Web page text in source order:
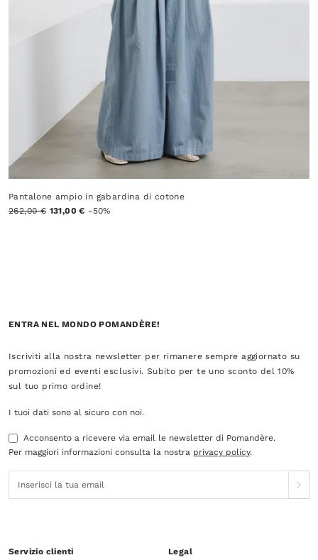
Pantalone ampio in gabardina di cotone
262,00 € 131,00 € -50%
ENTRA NEL MONDO POMANDÈRE!
Iscriviti alla nostra newsletter per rimanere sempre aggiornato su
promozioni ed eventi esclusivi. Subito per te uno sconto del 10%
sul tuo primo ordine!
I tuoi dati sono al sicuro con noi.
Acconsento a ricevere via email le newsletter di Pomandère.
Per maggiori informazioni consulta la nostra privacy policy.
Servizio clienti Legal